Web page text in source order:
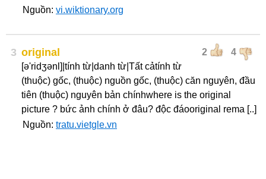
Nguồn: vi.wiktionary.org
3 2 4
original
[ə'ridʒənl]|tính từ|danh từ|Tất cảtính từ
(thuộc) gốc, (thuộc) nguồn gốc, (thuộc) căn nguyên, đầu
tiên (thuộc) nguyên bản chínhwhere is the original
picture ? bức ảnh chính ở đâu? độc đáooriginal rema [..]
Nguồn: tratu.vietgle.vn